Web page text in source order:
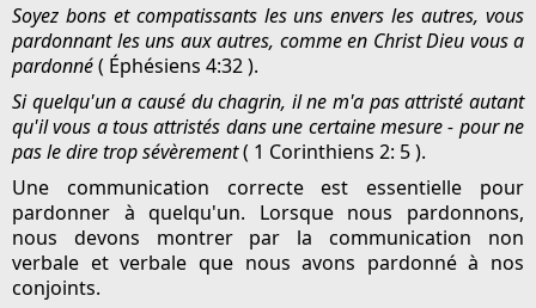
Soyez bons et compatissants les uns envers les autres, vous
pardonnant les uns aux autres, comme en Christ Dieu vous a
pardonné( Éphésiens 4:32 ).
Si quelqu'un a causé du chagrin, il ne m'a pas attristé autant
qu'il vous a tous attristés dans une certaine mesure - pour ne
pas le dire trop sévèrement( 1 Corinthiens 2: 5 ).
Une communication correcte est essentielle pour
pardonner à quelqu'un. Lorsque nous pardonnons,
nous devons montrer par la communication non
verbale et verbale que nous avons pardonné à nos
conjoints.